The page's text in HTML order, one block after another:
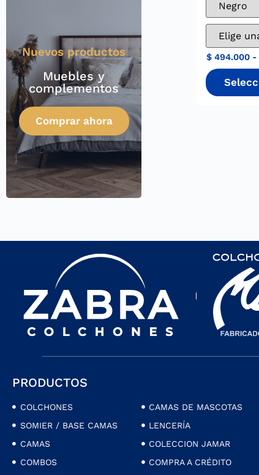
Nuevos productos
Muebles y
complementos
Comprar ahora
$494.000 -
PRODUCTOS
COLCHONES
SOMIER / BASE CAMAS
CAMAS
COMBOS
CAMAS DE MASCOTAS
LENCERÍA
COLECCION JAMAR
COMPRA A CRÉDITO